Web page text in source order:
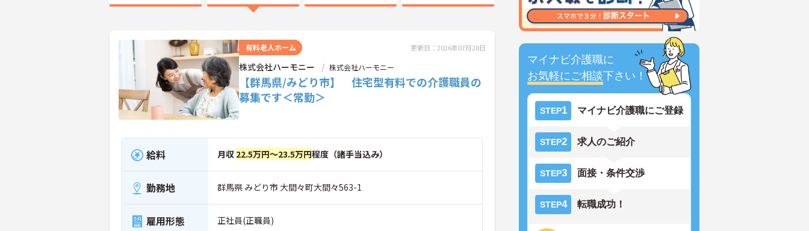
マイナビ介護職に
お気軽にご相談下さい！
STEP1 マイナビ介護職にご登録
STEP2 求人のご紹介
STEP3 面接・条件交渉
STEP4 転職成功！
有料老人ホーム 更新日：2026年07月28日
株式会社ハーモニー 株式会社ハーモニー
【群馬県/みどり市】 住宅型有料での介護職員の
募集です＜常勤＞
給料 月収 22.5万円～23.5万円程度（諸手当込み）
勤務地 群馬県 みどり市 大間々町大間々563-1
雇用形態 正社員(正職員)